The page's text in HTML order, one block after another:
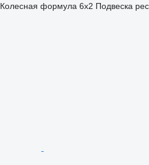
Колесная формула 6x2 Подвеска